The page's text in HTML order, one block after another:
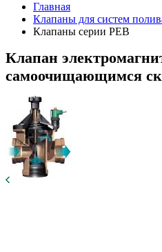
Главная
Клапаны для систем
Клапаны серии PEB
Клапан
самоочищающимся